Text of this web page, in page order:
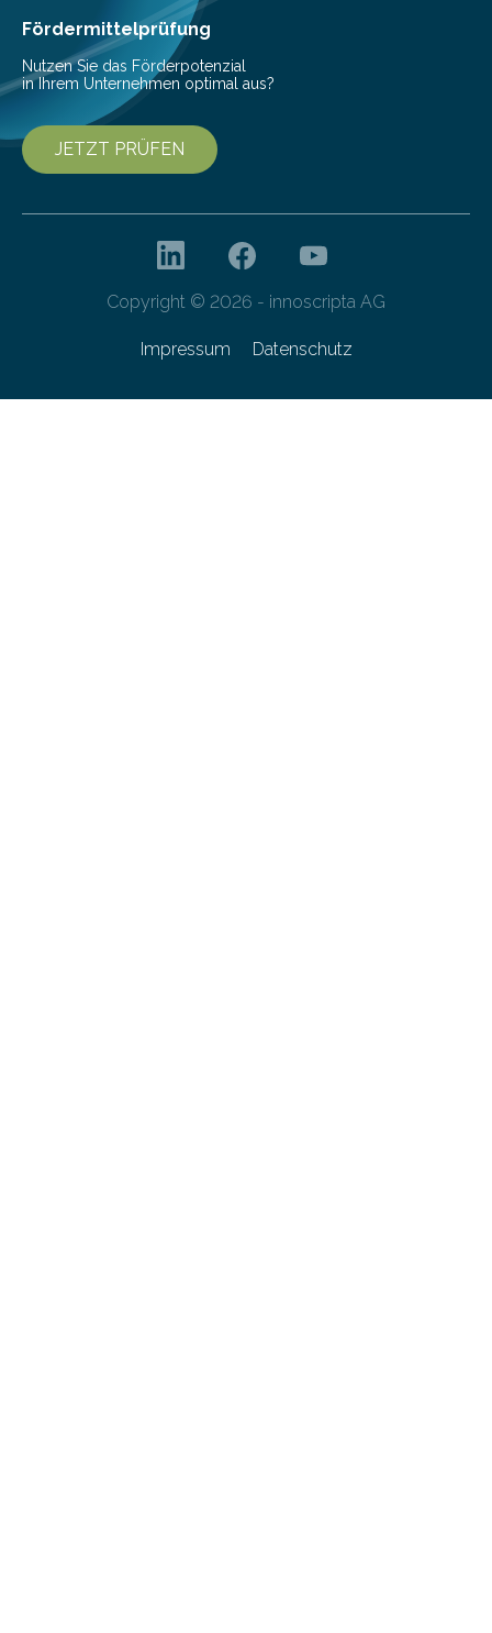
Fördermittelprüfung
Nutzen Sie das Förderpotenzial
in Ihrem Unternehmen optimal aus?
JETZT PRÜFEN
Copyright © 2026 - innoscripta AG
Impressum Datenschutz